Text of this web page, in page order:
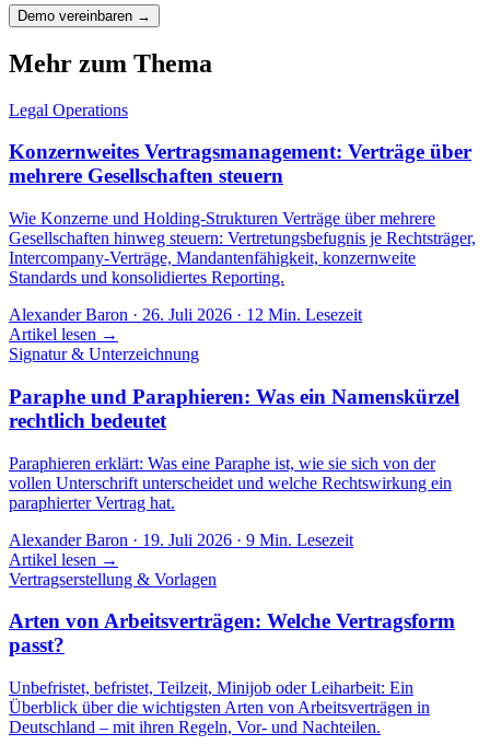
Demo vereinbaren →
Mehr zum Thema
Legal Operations
Konzernweites Vertragsmanagement: Verträge über
mehrere Gesellschaften steuern
Wie Konzerne und Holding-Strukturen Verträge über mehrere
Gesellschaften hinweg steuern: Vertretungsbefugnis je Rechtsträger,
Intercompany-Verträge, Mandantenfähigkeit, konzernweite
Standards und konsolidiertes Reporting.
Alexander Baron · 26. Juli 2026 · 12 Min. Lesezeit
Artikel lesen →
Signatur & Unterzeichnung
Paraphe und Paraphieren: Was ein Namenskürzel
rechtlich bedeutet
Paraphieren erklärt: Was eine Paraphe ist, wie sie sich von der
vollen Unterschrift unterscheidet und welche Rechtswirkung ein
paraphierter Vertrag hat.
Alexander Baron · 19. Juli 2026 · 9 Min. Lesezeit
Artikel lesen →
Vertragserstellung & Vorlagen
Arten von Arbeitsverträgen: Welche Vertragsform
passt?
Unbefristet, befristet, Teilzeit, Minijob oder Leiharbeit: Ein
Überblick über die wichtigsten Arten von Arbeitsverträgen in
Deutschland – mit ihren Regeln, Vor- und Nachteilen.